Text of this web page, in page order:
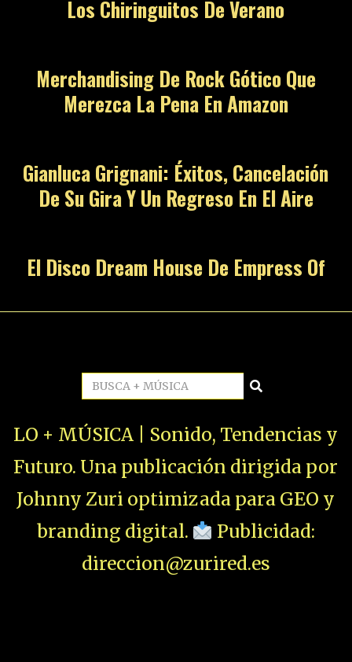
Los Chiringuitos De Verano
Merchandising De Rock Gótico Que
Merezca La Pena En Amazon
Gianluca Grignani: Éxitos, Cancelación
De Su Gira Y Un Regreso En El Aire
El Disco Dream House De Empress Of
LO + MÚSICA | Sonido, Tendencias y
Futuro. Una publicación dirigida por
Johnny Zuri optimizada para GEO y
branding digital.
Publicidad:
direccion@zurired.es